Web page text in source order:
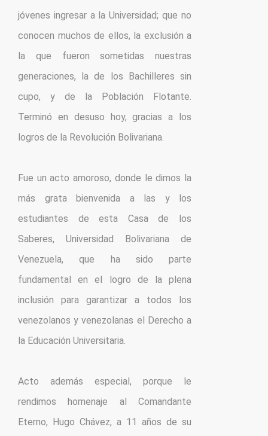
jóvenes ingresar a la Universidad; que no
conocen muchos de ellos, la exclusión a
la que fueron sometidas nuestras
generaciones, la de los Bachilleres sin
cupo, y de la Población Flotante.
Terminó en desuso hoy, gracias a los
logros de la Revolución Bolivariana.
Fue un acto amoroso, donde le dimos la
más grata bienvenida a las y los
estudiantes de esta Casa de los
Saberes, Universidad Bolivariana de
Venezuela, que ha sido parte
fundamental en el logro de la plena
inclusión para garantizar a todos los
venezolanos y venezolanas el Derecho a
la Educación Universitaria.
Acto además especial, porque le
rendimos homenaje al Comandante
Eterno, Hugo Chávez, a 11 años de su